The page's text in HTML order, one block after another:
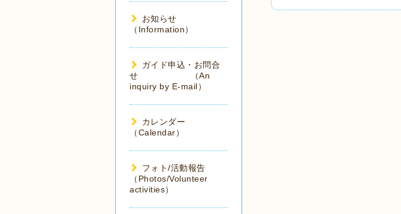
お知らせ
（Information）
ガイド申込・お問合
せ （An
inquiry by E-mail）
カレンダー
（Calendar）
フォト/活動報告
（Photos/Volunteer
activities）